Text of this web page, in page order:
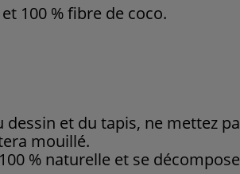
100 % fibre de coco.
dessin et du tapis, ne mettez
mouillé.
% naturelle et se